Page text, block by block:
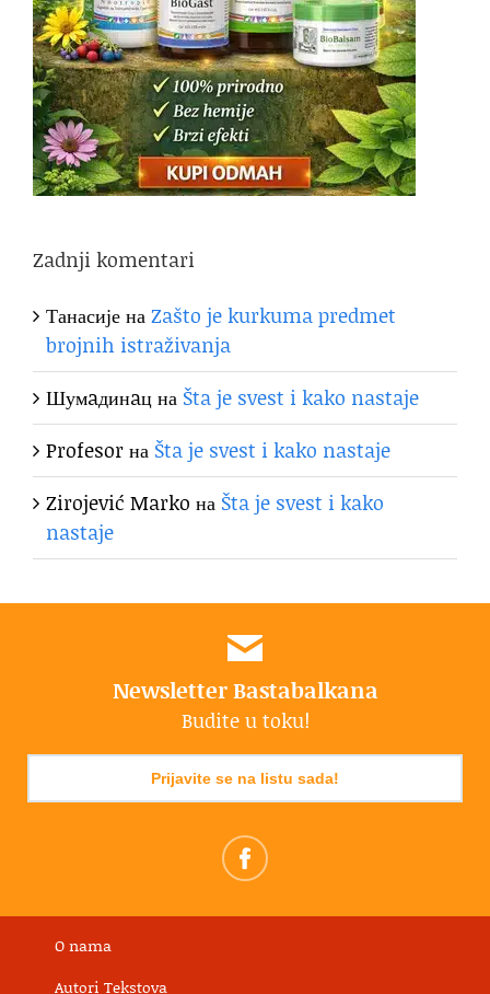
Zadnji komentari
ТанасијенаZašto je kurkuma predmet
brojnih istraživanja
Шумaдинaцна Šta je svest i kako nastaje
Profesorна Šta je svest i kako nastaje
Zirojević Marko на Šta je svest i kako
nastaje
Newsletter Bastabalkana
Budite u toku!
Prijavite se na listu sada!
O nama
Autori Tekstova